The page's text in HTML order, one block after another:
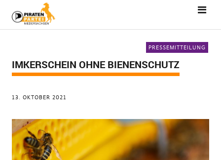
PRESSEMITTEILUNG
IMKERSCHEIN OHNE BIENENSCHUTZ
13. OKTOBER 2021